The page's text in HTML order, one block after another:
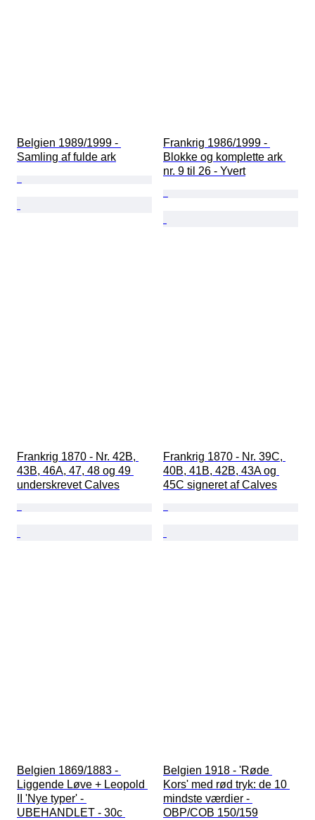
Belgien 1989/1999 -
Samling af fulde ark
Frankrig 1986/1999 -
Blokke og komplette ark
nr. 9 til 26 - Yvert
Frankrig 1870 - Nr. 42B,
43B, 46A, 47, 48 og 49
underskrevet Calves
Frankrig 1870 - Nr. 39C,
40B, 41B, 42B, 43A og
45C signeret af Calves
Belgien 1869/1883 -
Liggende Løve + Leopold
II 'Nye typer' -
UBEHANDLET - 30c
Belgien 1918 - 'Røde
Kors' med rød tryk: de 10
mindste værdier -
OBP/COB 150/159